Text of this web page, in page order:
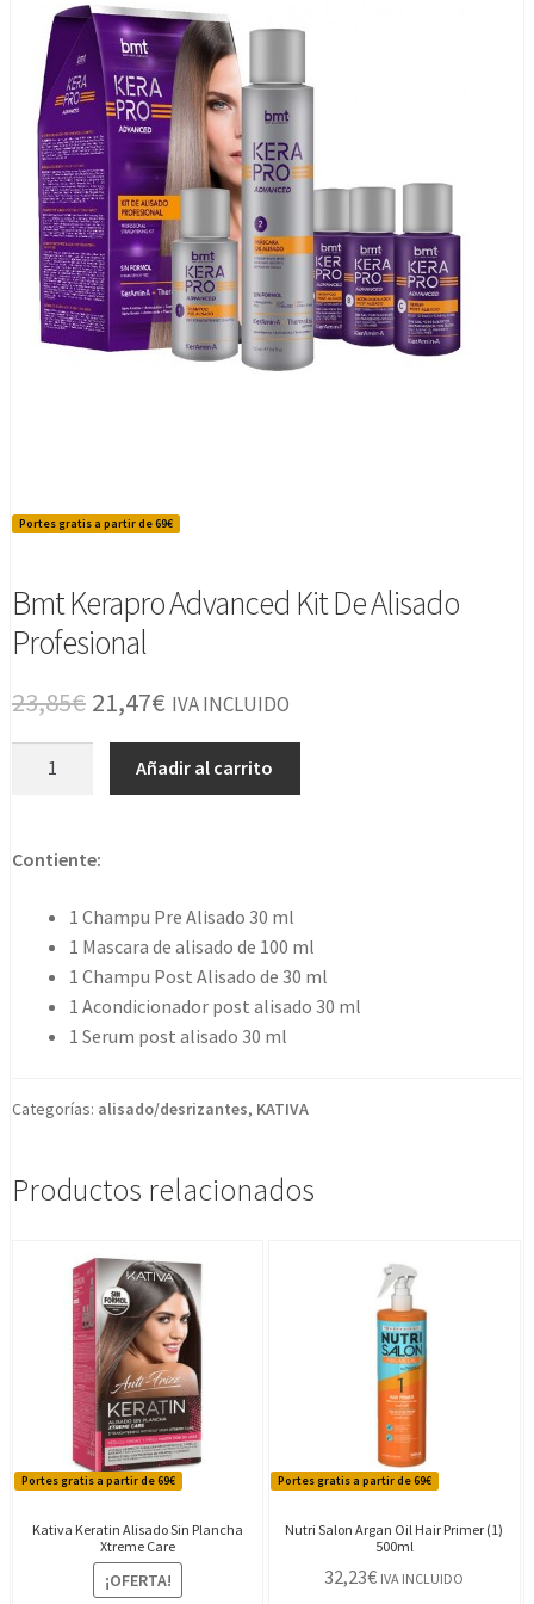
Portes gratis a partir de 69€
Bmt Kerapro Advanced Kit De Alisado
Profesional
23,85€ El
precio
original
23,85€.
21,47€ El
precio
actual
IVA INCLUIDO
De
Añadir al carrito
Contiente:
1 Champu Pre Alisado 30 ml
1 Mascara de alisado de 100 ml
1 Champu Post Alisado de 30 ml
1 Acondicionador post alisado 30 ml
1 Serum post alisado 30 ml
Categorías: alisado/desrizantes, KATIVA
Productos relacionados
Portes gratis a partir de 69€
Kativa Keratin Alisado Sin Plancha
Xtreme Care
¡OFERTA!
Portes gratis a partir de 69€
Nutri Salon Argan Oil Hair Primer (1)
500ml
32,23€ IVA INCLUIDO